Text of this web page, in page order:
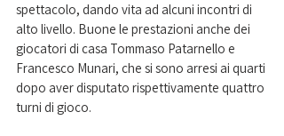
spettacolo, dando vita ad alcuni incontri di
alto livello. Buone le prestazioni anche dei
giocatori di casa Tommaso Patarnello e
Francesco Munari, che si sono arresi ai quarti
dopo aver disputato rispettivamente quattro
turni di gioco.